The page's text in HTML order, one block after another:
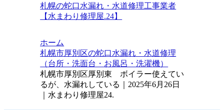
札幌の蛇口水漏れ・水道修理工事業者
【水まわり修理屋.24】
ホーム
札幌市厚別区の蛇口水漏れ・水道修理
（台所・洗面台・お風呂・洗濯機）
札幌市厚別区厚別東 ボイラー使えてい
るが、水漏れしている｜2025年6月26日
｜水まわり修理屋24.